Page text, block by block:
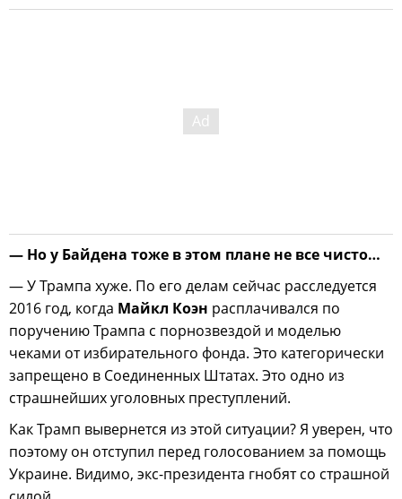
— Но у Байдена тоже в этом плане не все чисто…
— У Трампа хуже. По его делам сейчас расследуется
2016 год, когда Майкл Коэн расплачивался по
поручению Трампа с порнозвездой и моделью
чеками от избирательного фонда. Это категорически
запрещено в Соединенных Штатах. Это одно из
страшнейших уголовных преступлений.
Как Трамп вывернется из этой ситуации? Я уверен, что
поэтому он отступил перед голосованием за помощь
Украине. Видимо, экс-президента гнобят со страшной